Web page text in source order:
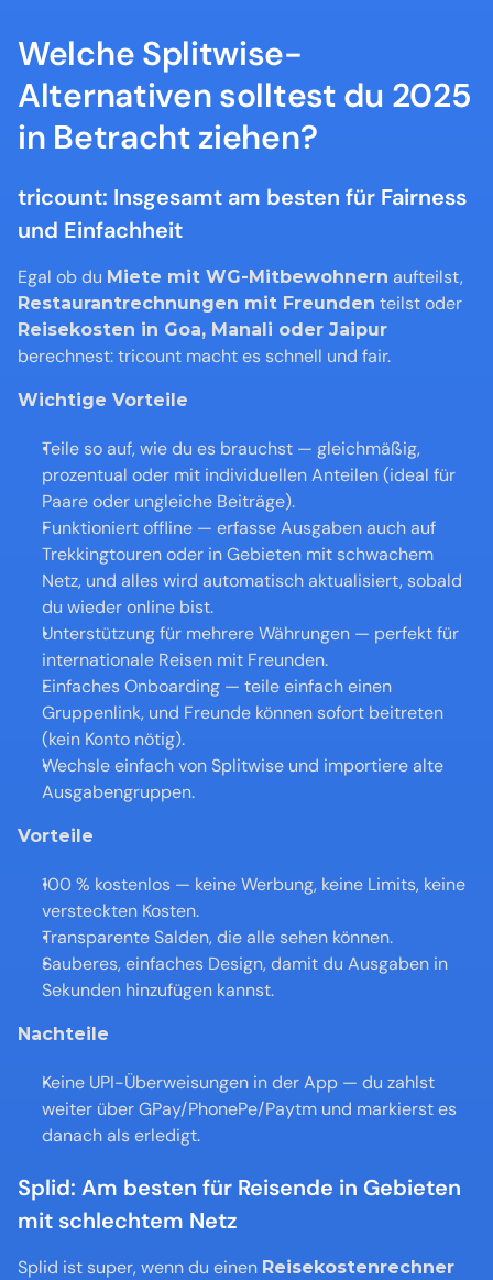
Welche Splitwise-
Alternativen solltest du 2025
in Betracht ziehen?
tricount: Insgesamt am besten für Fairness
und Einfachheit
Egal ob du Miete mit WG-Mitbewohnern
Restaurantrechnungen mit Freunden
Reisekosten in Goa, Manali oder Jaipur
berechnest: tricount macht es schnell und fair.
Wichtige Vorteile
Teile so auf, wie du es brauchst — gleichmäßig,
prozentual oder mit individuellen Anteilen (ideal für
Paare oder ungleiche Beiträge).
Funktioniert offline — erfasse Ausgaben auch auf
Trekkingtouren oder in Gebieten mit schwachem
Netz, und alles wird automatisch aktualisiert, sobald
du wieder online bist.
Unterstützung für mehrere Währungen — perfekt für
internationale Reisen mit Freunden.
Einfaches Onboarding — teile einfach einen
Gruppenlink, und Freunde können sofort beitreten
(kein Konto nötig).
Wechsle einfach von Splitwise und importiere alte
Ausgabengruppen.
Vorteile
100 % kostenlos — keine Werbung, keine Limits, keine
versteckten Kosten.
Transparente Salden, die alle sehen können.
Sauberes, einfaches Design, damit du Ausgaben in
Sekunden hinzufügen kannst.
Nachteile
Keine UPI-Überweisungen in der App — du zahlst
weiter über GPay/PhonePe/Paytm und markierst es
danach als erledigt.
Splid: Am besten für Reisende in Gebieten
mit schlechtem Netz
Splid ist super, wenn du einen Reisekostenrechner